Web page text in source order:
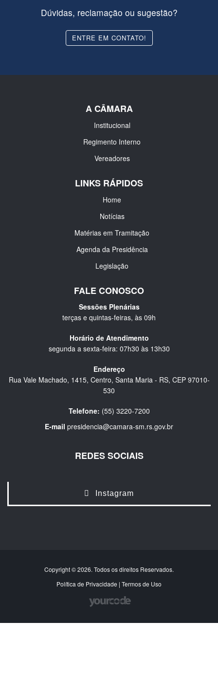
Dúvidas, reclamação ou sugestão?
ENTRE EM CONTATO!
A CÂMARA
Institucional
Regimento Interno
Vereadores
LINKS RÁPIDOS
Home
Notícias
Matérias em Tramitação
Agenda da Presidência
Legislação
FALE CONOSCO
Sessões Plenárias
terças e quintas-feiras, às 09h
Horário de Atendimento
segunda a sexta-feira: 07h30 às 13h30
Endereço
Rua Vale Machado, 1415, Centro, Santa Maria - RS, CEP 97010-
530
Telefone: (55) 3220-7200
E-mail presidencia@camara-sm.rs.gov.br
REDES SOCIAIS
Instagram
Copyright © 2026. Todos os direitos Reservados.
Política de Privacidade | Termos de Uso